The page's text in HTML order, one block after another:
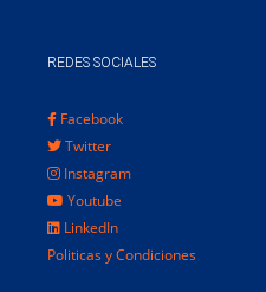
REDES SOCIALES
Facebook
Twitter
Instagram
Youtube
LinkedIn
Politicas y Condiciones